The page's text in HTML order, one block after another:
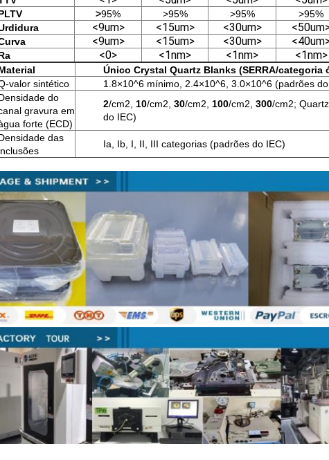
>95% >95% >95% >95%
<9um> <15um> <30um>
<9um> <15um> <30um>
<0> <1nm> <1nm> <1nm>
Único Crystal Quartz Blanks (SERRA/categoria
valor sintético
1.8×10^6 mínimo, 2.4×10^6, 3.0×10^6 (padrões
do
gravura em
forte (ECD)
2/cm2, 10/cm2, 30/cm2, 100/cm2, 300/cm2;
do IEC)
das
Ia, Ib, I, II, III categorias (padrões do IEC)